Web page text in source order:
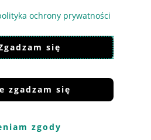
ochrony prywatności
się
zgadzam się
zgody
akceptację